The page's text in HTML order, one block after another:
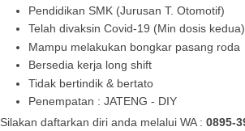
Pendidikan SMK (Jurusan T. Otomotif)
Telah divaksin Covid-19 (Min dosis kedua)
Mampu melakukan bongkar pasang roda
Bersedia kerja long shift
Tidak bertindik & bertato
Penempatan : JATENG - DIY
Silakan daftarkan diri anda melalui WA : 0895-